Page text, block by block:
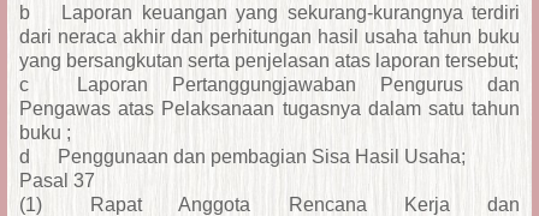
b
Laporan keuangan yang sekurang-kurangnya terdiri
dari neraca akhir dan perhitungan hasil usaha tahun buku
yang bersangkutan serta penjelasan atas laporan tersebut;
c
Laporan Pertanggungjawaban Pengurus dan
Pengawas atas Pelaksanaan tugasnya dalam satu tahun
buku ;
d
Penggunaan dan pembagian Sisa Hasil Usaha;
Pasal 37
(1)
Rapat Anggota Rencana Kerja dan